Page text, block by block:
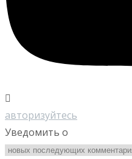
авторизуйтесь
Уведомить о